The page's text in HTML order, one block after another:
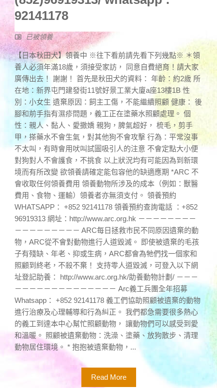
92141178
已被領養
【日本秋田犬】領養中 ※往下看前請先看下列幾點※ ＊領
養人必須年滿18歲，須接受家訪， 同意自費絕育！請大家
廣傳出去！ 謝謝！ 首先是秋田犬的資料： 年齡：約2歲 所
在地：新界屯門建發街11號好景工業大廈a座13樓1B 性
別：小女生 遺棄原因：飼主工傷，不能繼續照顧 健康： 後
腳和前手指有濕疹問題，義工正在塗藥水照顧處理。 個
性：親人、黏人、愛撒嬌 親狗，脾氣超好， 梳毛，剪手
甲，搽藥水不會生氣，對其他狗不會攻擊 行為：平常沒事
不太叫，有時會用吠叫試圖吸引人的注意 不會定點大小便
對狗對人不會護食，不挑食 以上狀況均有可能因為到新環
境而有所改變 欲領養請確定能包容他的缺適應期 *ARC 不
會收取任何領養費用 領養動物所涉及的成本（例如：獸醫
費用、食物、運輸）領養者亦無須支付。 領養預約
WHATSAPP： +852 92141178 領養預約查詢電話 ：+852
96919313 網址：http://www.arc.org.hk －－－－－－－－
－－－－－－－－－ ARC每日拯救市民不同原因遺棄的動
物，ARC從不會對動物進行人道毀滅。 即使被遺棄的毛孩
子有殘缺、年老、抑或生病，ARC都會為牠們找一個家和
照顧到終老，不殺不棄！ 支持零人道毀滅，可登入以下網
址登記助養： http://www.arc.org.hk/助養動物計劃/ －－－
－－－－－－－－－－－－－－ Arc義工兵團全年招募
Whatsapp： +852 92141178 義工們協助照顧被遺棄的動物
進行治療及心理輔導和行為糾正。 我們都急需要很多熱心
的義工到達本中心幫忙照顧動物， 讓動物們可以感受到愛
和溫暖。 照顧被遺棄動物：洗澡、塗藥、放狗散步、清理
動物居住環境。 * 抱抱被遺棄動物，...
Read More